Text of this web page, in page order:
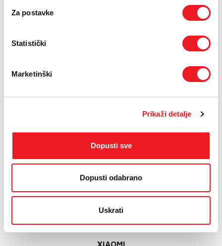
Za postavke
Statistički
Marketinški
Prikaži detalje
Dopusti sve
Dopusti odabrano
Uskrati
IZDVAJAMO IZ PONUDE
XIAOMI